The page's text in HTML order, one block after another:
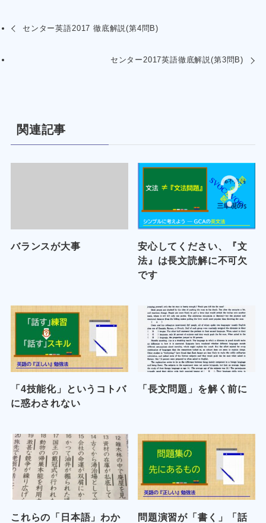
センター英語2017 徹底解説(第4問B)
センター2017英語徹底解説(第3問B)
関連記事
バランスが大事
安心してください、『文
法』は長文読解に不可欠
です
「4技能化」というコトバ
に惑わされない
「長文問題」を解く前に
これらの「日本語」わか
問題演習が「書く」「話